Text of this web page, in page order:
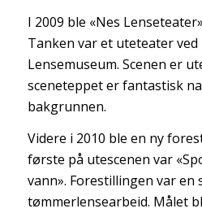
I 2009 ble «Nes
Tanken var et uteteater ved
Lensemuseum. Scenen er
sceneteppet er fantastisk
bakgrunnen.
Videre i 2010 ble en ny
første på utescenen var
vann». Forestillingen var en
tømmerlensearbeid. Målet